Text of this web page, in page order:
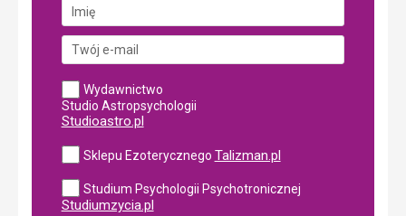
Wydawnictwo
Studio Astropsychologii
Studioastro.pl
Sklepu Ezoterycznego Talizman.pl
Studium Psychologii Psychotronicznej
Studiumzycia.pl